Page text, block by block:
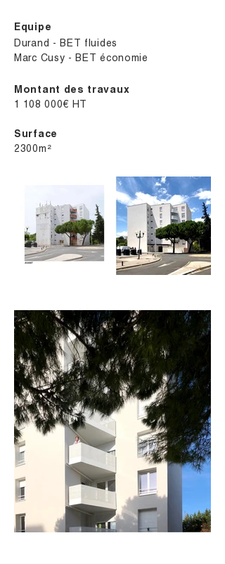
Equipe
Durand - BET fluides
Marc Cusy - BET économie
Montant des travaux
1 108 000€ HT
Surface
2300m²